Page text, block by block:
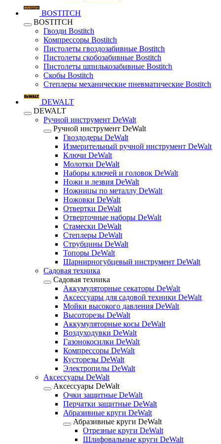
BOSTITCH
BOSTITCH
Гвозди Bostitch
Компрессоры Bostitch
Пистолеты гвоздозабивные Bostitch
Пистолеты скобозабивные Bostitch
Пистолеты шпилькозабивные Bostitch
Скобы Bostitch
Степлеры механические пневматические Bostitch
DEWALT
DEWALT
Ручной инструмент DeWalt
Ручной инструмент DeWalt
Гвоздодеры DeWalt
Измерительный ручной инструмент DeWalt
Ключи DeWalt
Молотки DeWalt
Наборы ключей и головок DeWalt
Ножи и лезвия DeWalt
Ножницы по металлу DeWalt
Ножовки DeWalt
Отвертки DeWalt
Отверточные наборы DeWalt
Стамески DeWalt
Степлеры DeWalt
Струбцины DeWalt
Топоры DeWalt
Шарнирногубцевый инструмент DeWalt
Садовая техника
Садовая техника
Аккумуляторные секаторы DeWalt
Аксессуары для садовой техники DeWalt
Мойки высокого давления DeWalt
Высоторезы DeWalt
Аккумуляторные косы DeWalt
Воздуходувки DeWalt
Газонокосилки DeWalt
Компрессоры DeWalt
Кусторезы DeWalt
Электропилы DeWalt
Аксессуары DeWalt
Аксессуары DeWalt
Очки защитные DeWalt
Перчатки защитные DeWalt
Абразивные круги DeWalt
Абразивные круги DeWalt
Отрезные круги DeWalt
Шлифовальные круги DeWalt